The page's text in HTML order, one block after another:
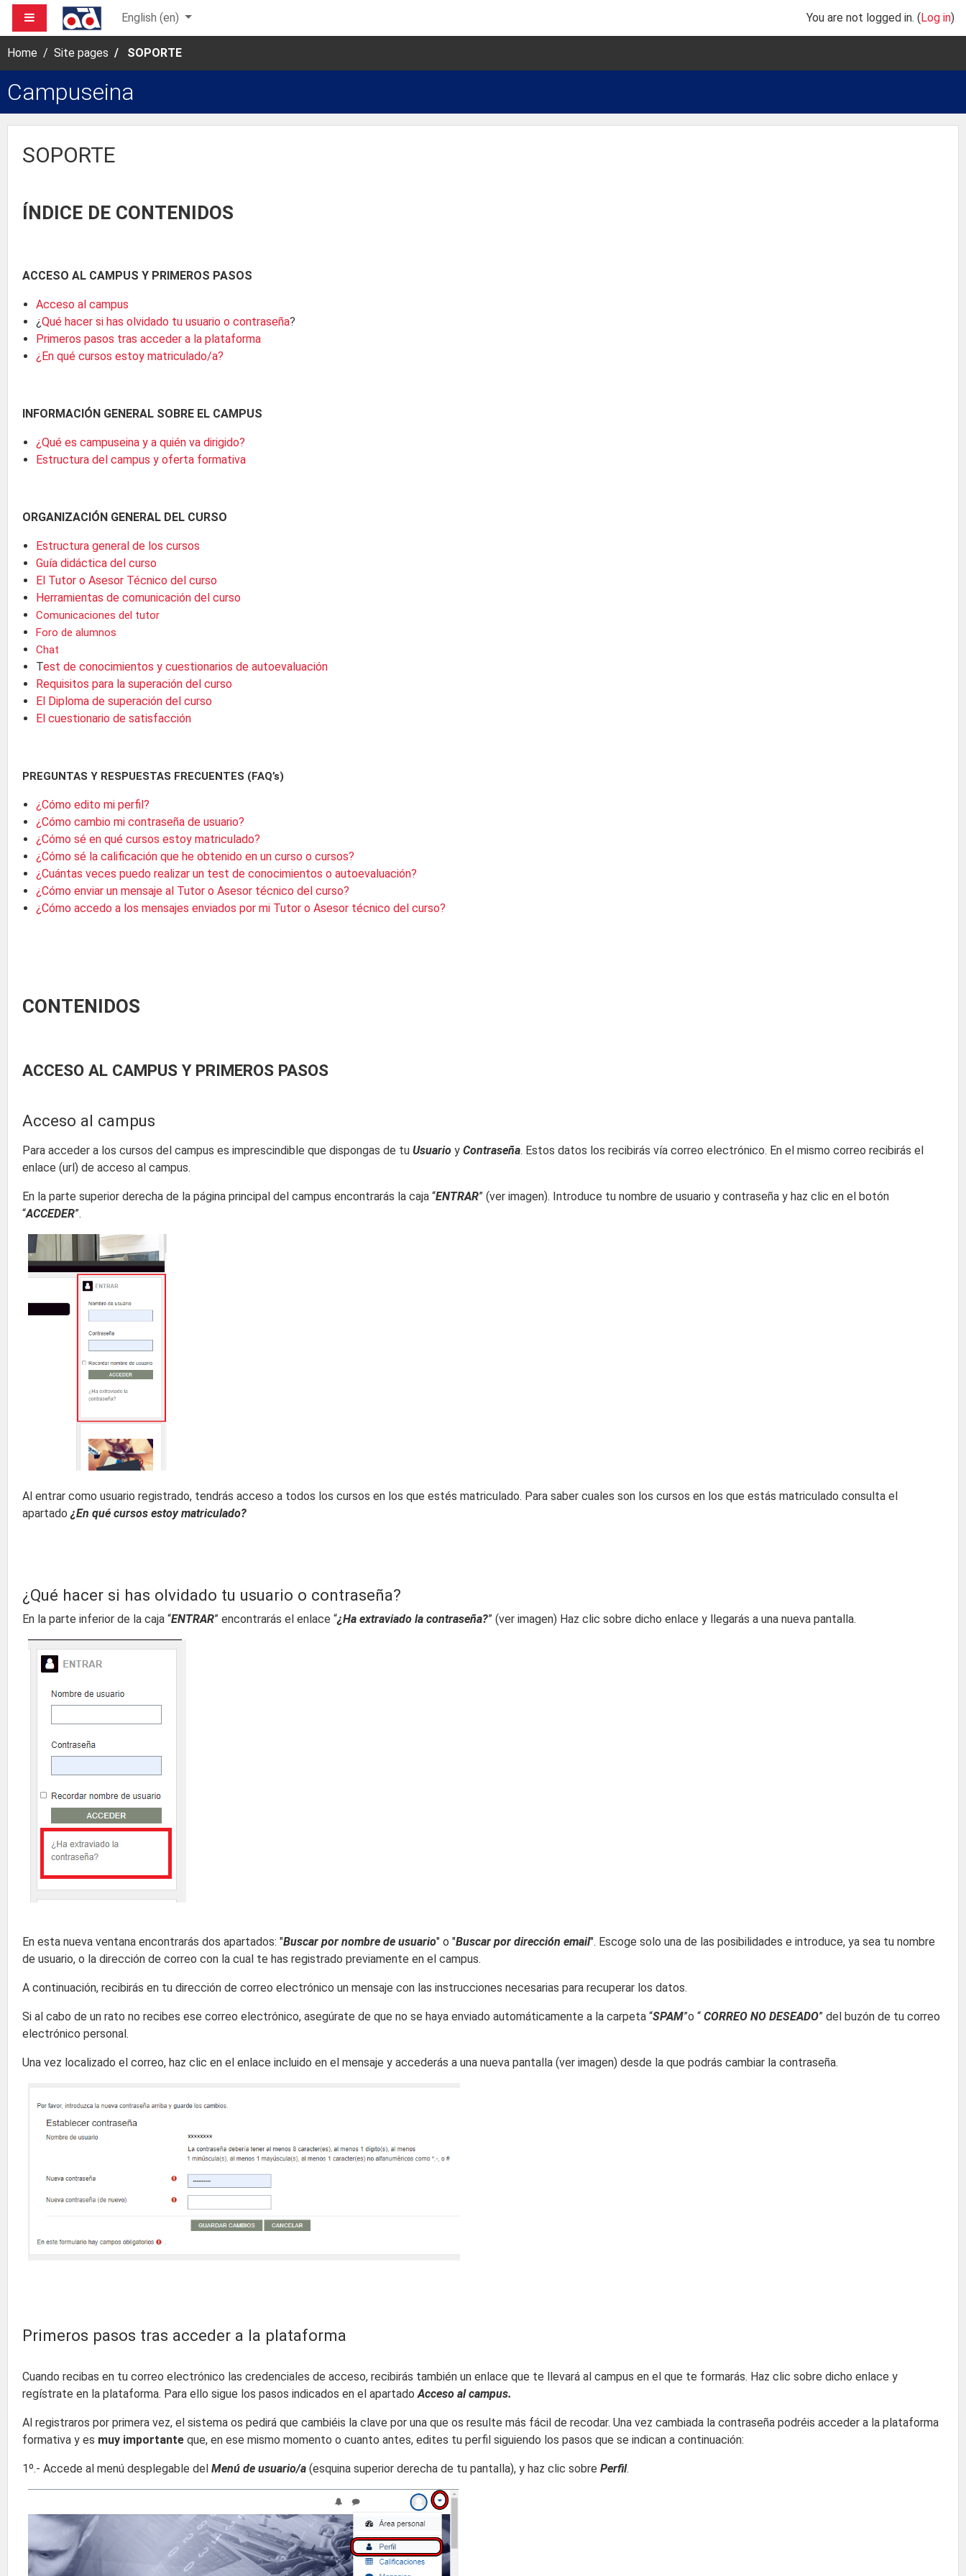
Skip to main content
SIDE PANEL English ‎(en)‎ You are not logged in. (Log in)
Home Site pages SOPORTE
Campuseina
SOPORTE
ÍNDICE DE CONTENIDOS
ACCESO AL CAMPUS Y PRIMEROS PASOS
Acceso al campus
¿Qué hacer si has olvidado tu usuario o contraseña?
Primeros pasos tras acceder a la plataforma
¿En qué cursos estoy matriculado/a?
INFORMACIÓN GENERAL SOBRE EL CAMPUS
¿Qué es campuseina y a quién va dirigido?
Estructura del campus y oferta formativa
ORGANIZACIÓN GENERAL DEL CURSO
Estructura general de los cursos
Guía didáctica del curso
El Tutor o Asesor Técnico del curso
Herramientas de comunicación del curso
Comunicaciones del tutor
Foro de alumnos
Chat
Test de conocimientos y cuestionarios de autoevaluación
Requisitos para la superación del curso
El Diploma de superación del curso
El cuestionario de satisfacción
PREGUNTAS Y RESPUESTAS FRECUENTES (FAQ’s)
¿Cómo edito mi perfil?
¿Cómo cambio mi contraseña de usuario?
¿Cómo sé en qué cursos estoy matriculado?
¿Cómo sé la calificación que he obtenido en un curso o cursos?
¿Cuántas veces puedo realizar un test de conocimientos o autoevaluación?
¿Cómo enviar un mensaje al Tutor o Asesor técnico del curso?
¿Cómo accedo a los mensajes enviados por mi Tutor o Asesor técnico del curso?
CONTENIDOS
ACCESO AL CAMPUS Y PRIMEROS PASOS
Acceso al campus
Para acceder a los cursos del campus es imprescindible que dispongas de tu Usuario y Contraseña. Estos datos los recibirás vía correo electrónico. En el mismo correo recibirás el
enlace (url) de acceso al campus.
En la parte superior derecha de la página principal del campus encontrarás la caja “ENTRAR” (ver imagen). Introduce tu nombre de usuario y contraseña y haz clic en el botón
“ACCEDER”.
Al entrar como usuario registrado, tendrás acceso a todos los cursos en los que estés matriculado. Para saber cuales son los cursos en los que estás matriculado consulta el
apartado¿En qué cursos estoy matriculado?
¿Qué hacer si has olvidado tu usuario o contraseña?
En la parte inferior de la caja “ENTRAR” encontrarás el enlace “¿Ha extraviado la contraseña?” (ver imagen) Haz clic sobre dicho enlace y llegarás a una nueva pantalla.
En esta nueva ventana encontrarás dos apartados: "Buscar por nombre de usuario" o "Buscar por dirección email". Escoge solo una de las posibilidades e introduce, ya sea tu nombre
de usuario, o la dirección de correo con la cual te has registrado previamente en el campus.
A continuación, recibirás en tu dirección de correo electrónico un mensaje con las instrucciones necesarias para recuperar los datos.
Si al cabo de un rato no recibes ese correo electrónico, asegúrate de que no se haya enviado automáticamente a la carpeta “SPAM”o “ CORREO NO DESEADO” del buzón de tu correo
electrónico personal.
Una vez localizado el correo, haz clic en el enlace incluido en el mensaje y accederás a una nueva pantalla (ver imagen) desde la que podrás cambiar la contraseña.
Primeros pasos tras acceder a la plataforma
Cuando recibas en tu correo electrónico las credenciales de acceso, recibirás también un enlace que te llevará al campus en el que te formarás. Haz clic sobre dicho enlace y
regístrate en la plataforma. Para ello sigue los pasos indicados en el apartadoAcceso al campus.
Al registraros por primera vez, el sistema os pedirá que cambiéis la clave por una que os resulte más fácil de recodar. Una vez cambiada la contraseña podréis acceder a la plataforma
formativa y es muy importante que, en ese mismo momento o cuanto antes, edites tu perfil siguiendo los pasos que se indican a continuación:
1º.- Accede al menú desplegable del Menú de usuario/a (esquina superior derecha de tu pantalla), y haz clic sobre Perfil.